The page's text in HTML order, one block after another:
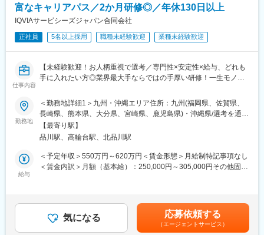
め、隙間なくアサインすることができますのでMRの成長機会を奪
うことは決してございません。適切なフォローが顧客である製薬
企業からの満足にもつながり、業界内でも評価されています。
■親身なフォロー体制とキャリアを築ける評価制度
があればいつでも連絡できる距離感です。一カ月に一度の面談も
実施しており、日々の業務だけでなく中長期的な視点での相談も
度により、キャリアや年収アップに向けた目標を定めやすい環境
です。
■大手製薬企業でも採用～「現場力」を養うための充実した教育体
制と研修コンテンツ～
特定の製剤を持たないCSOだからこそ、当社の教育サポートは単
なる知識の提供だけでなく、MRとしての現場力を培うことに比重
を置いております。
当社の研修内容は大手製薬企業所属MR教育にも使用されておりま
す。
富なキャリアパス／2か月研修◎／年休130日以上
IQVIAサービシーズジャパン合同会社
正社員 5名以上採用 職種未経験歓迎 業種未経験歓迎
仕事内容
【未経験歓迎！お人柄重視で選考／専門性×安定性×給与、どれも
手に入れたい方◎業界最大手ならではの手厚い研修！一生モノの
パス豊富】
＼そもそも「MR」とは？／
「医薬情報提供者」と呼ばれる専門資格を取得して活動する営業
職です。IQVIAのお客様である国内医薬品メーカーにて、医薬品の
営業活動を行っていただきます。
人々の命を守る商材に携わるため、社会貢献性と安定性を兼ね備
まずはご入社から2か月間MR導入研修を受講し、MR資格を取得
していただきます。
資格取得と聞くとハードルが高く思われる方もいるかもしれませ
勤務地
＜勤務地詳細1＞九州・沖縄エリア住所：九州(福岡県、佐賀県、
長崎県、熊本県、大分県、宮崎県、鹿児島県)・沖縄県/選考を通じ
て決定します。 受動喫煙対策：その他（主要勤務地は屋内全面禁
煙だが、就業先の規則に準ずる）＜勤務地詳細2＞本社住所：東京
動喫煙対策：屋内全面禁煙変更の範囲：会社の定める事業所
【最寄り駅】
品川駅、高輪台駅、北品川駅
給与
＜予定年収＞550万円～620万円＜賃金形態＞月給制特記事項なし
＜賃金内訳＞月額（基本給）：250,000円～305,000円その他固定
手当支給する。【補足】プロジェクト稼働手当(35,000円)、外勤
日当（1日1,500円／外勤3.5時間以上）■変動賞与制（6月・12
月・3月）※平均実績6ヶ月分■インセンティブ：3月（対象者）賃
気になる 応募依頼する
（エージェントサービス）